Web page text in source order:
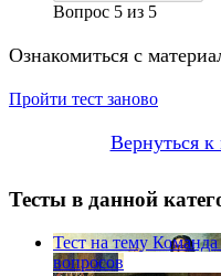
Вопрос 5 из 5
Ознакомиться с
Пройти тест заново
Вернуться к
Тесты в данной
Тест на тему
вопросов